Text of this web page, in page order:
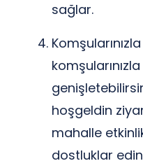
sağlar.
hoşgeldin
mahalle
dostluklar